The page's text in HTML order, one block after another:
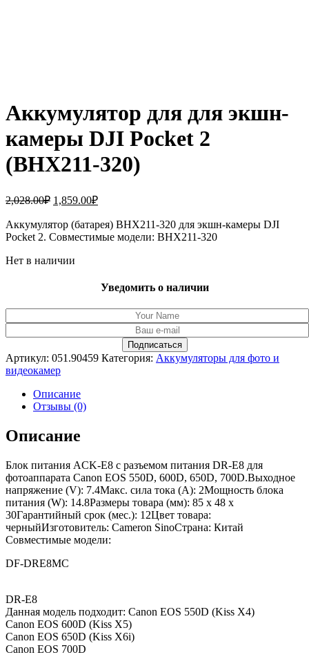
Аккумулятор для для экшн-
камеры DJI Pocket 2
(BHX211-320)
2,028.00₽ Первоначальная
составляла
2,028.00₽.
1,859.00₽Текущая
1,859.00₽.
Аккумулятор (батарея) BHX211-320 для экшн-камеры DJI
Pocket 2. Совместимые модели: BHX211-320
Нет в наличии
Уведомить о наличии
Артикул: 051.90459 Категория: Аккумуляторы для фото и
видеокамер
Описание
Отзывы (0)
Описание
Блок питания ACK-E8 с разъемом питания DR-E8 для
фотоаппарата Canon EOS 550D, 600D, 650D, 700D.Выходное
напряжение (V): 7.4Макс. сила тока (A): 2Мощность блока
питания (W): 14.8Размеры товара (мм): 85 x 48 x
30Гарантийный срок (мес.): 12Цвет товара:
черныйИзготовитель: Cameron SinoСтрана: Китай
Совместимые модели:
DF-DRE8MC
DR-E8
Данная модель подходит: Canon EOS 550D (Kiss X4)
Canon EOS 600D (Kiss X5)
Canon EOS 650D (Kiss X6i)
Canon EOS 700D